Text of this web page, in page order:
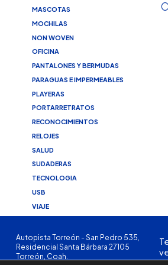
MASCOTAS
MOCHILAS
NON WOVEN
OFICINA
PANTALONES Y BERMUDAS
PARAGUAS E IMPERMEABLES
PLAYERAS
PORTARRETRATOS
RECONOCIMIENTOS
RELOJES
SALUD
SUDADERAS
TECNOLOGIA
USB
VIAJE
Autopista Torreón - San Pedro 535,
Residencial Santa Bárbara 27105
Torreón, Coah.